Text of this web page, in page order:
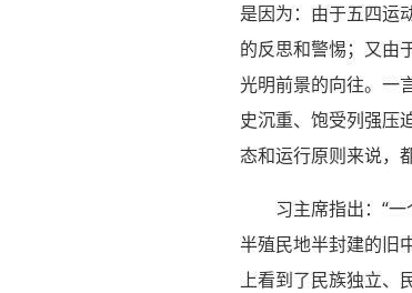
是因为：由于五四运
的反思和警惕；又由
光明前景的向往。一
史沉重、饱受列强压
态和运行原则来说，
习主席指出：“
半殖民地半封建的旧
上看到了民族独立、